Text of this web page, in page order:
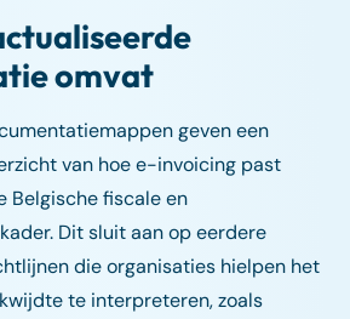
omvat
geven een
van hoe e-invoicing past
Belgische fiscale en
Dit sluit aan op eerdere
die organisaties hielpen het
te interpreteren, zoals